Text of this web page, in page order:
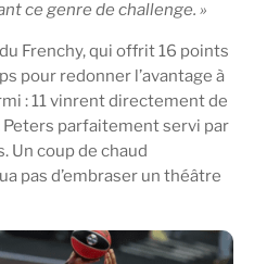
ce genre de challenge. »
Frenchy, qui offrit 16 points
pour redonner l’avantage à
: 11 vinrent directement de
Peters parfaitement servi par
Un coup de chaud
pas d’embraser un théâtre